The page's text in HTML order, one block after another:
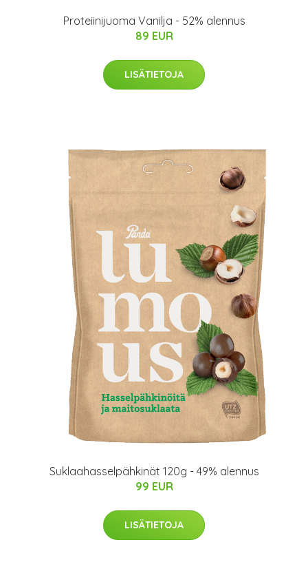
Proteiinijuoma Vanilja - 52% alennus
89 EUR
LISÄTIETOJA
Suklaahasselpähkinät 120g - 49% alennus
99 EUR
LISÄTIETOJA